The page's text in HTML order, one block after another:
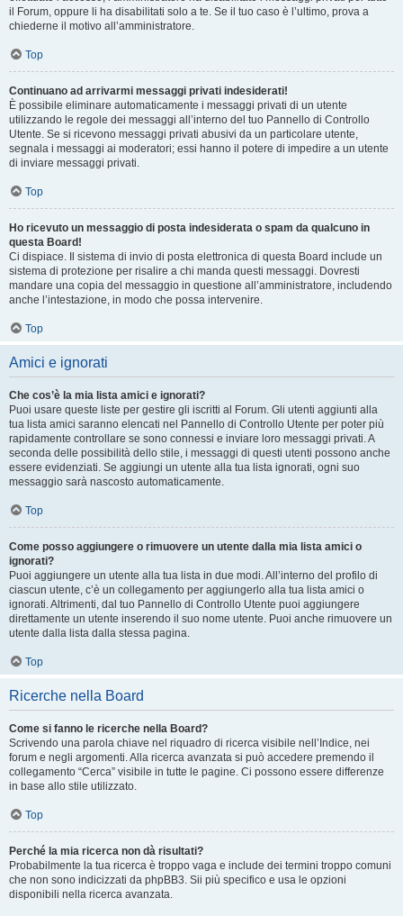
il Forum, oppure li ha disabilitati solo a te. Se il tuo caso è l’ultimo, prova a
chiederne il motivo all’amministratore.
Top
Continuano ad arrivarmi messaggi privati indesiderati!
È possibile eliminare automaticamente i messaggi privati ​​di un utente
utilizzando le regole dei messaggi all’interno del tuo Pannello di Controllo
Utente. Se si ricevono messaggi privati ​​abusivi da un particolare utente,
segnala i messaggi ai moderatori; essi hanno il potere di impedire a un utente
di inviare messaggi privati​​.
Top
Ho ricevuto un messaggio di posta indesiderata o spam da qualcuno in
questa Board!
Ci dispiace. Il sistema di invio di posta elettronica di questa Board include un
sistema di protezione per risalire a chi manda questi messaggi. Dovresti
mandare una copia del messaggio in questione all’amministratore, includendo
anche l’intestazione, in modo che possa intervenire.
Top
Amici e ignorati
Che cos’è la mia lista amici e ignorati?
Puoi usare queste liste per gestire gli iscritti al Forum. Gli utenti aggiunti alla
tua lista amici saranno elencati nel Pannello di Controllo Utente per poter più
rapidamente controllare se sono connessi e inviare loro messaggi privati. A
seconda delle possibilità dello stile, i messaggi di questi utenti possono anche
essere evidenziati. Se aggiungi un utente alla tua lista ignorati, ogni suo
messaggio sarà nascosto automaticamente.
Top
Come posso aggiungere o rimuovere un utente dalla mia lista amici o
ignorati?
Puoi aggiungere un utente alla tua lista in due modi. All’interno del profilo di
ciascun utente, c’è un collegamento per aggiungerlo alla tua lista amici o
ignorati. Altrimenti, dal tuo Pannello di Controllo Utente puoi aggiungere
direttamente un utente inserendo il suo nome utente. Puoi anche rimuovere un
utente dalla lista dalla stessa pagina.
Top
Ricerche nella Board
Come si fanno le ricerche nella Board?
Scrivendo una parola chiave nel riquadro di ricerca visibile nell’Indice, nei
forum e negli argomenti. Alla ricerca avanzata si può accedere premendo il
collegamento “Cerca” visibile in tutte le pagine. Ci possono essere differenze
in base allo stile utilizzato.
Top
Perché la mia ricerca non dà risultati?
Probabilmente la tua ricerca è troppo vaga e include dei termini troppo comuni
che non sono indicizzati da phpBB3. Sii più specifico e usa le opzioni
disponibili nella ricerca avanzata.